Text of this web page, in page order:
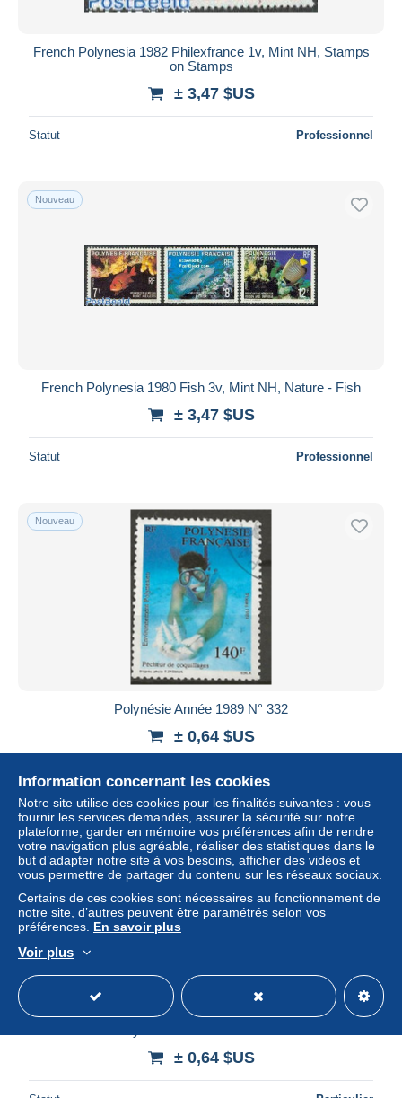
French Polynesia 1982 Philexfrance 1v, Mint NH, Stamps
on Stamps
± 3,47 $US
Statut Professionnel
Nouveau
French Polynesia 1980 Fish 3v, Mint NH, Nature - Fish
± 3,47 $US
Statut Professionnel
Nouveau
Polynésie Année 1989 N° 332
± 0,64 $US
Statut
Nouveau
± 0,64 $US
Information concernant les cookies
Notre site utilise des cookies pour les finalités suivantes : vous
fournir les services demandés, assurer la sécurité sur notre
plateforme, garder en mémoire vos préférences afin de rendre
votre navigation plus agréable, réaliser des statistiques dans le
but d’adapter notre site à vos besoins, afficher des vidéos et
vous permettre de partager du contenu sur les réseaux sociaux.
Certains de ces cookies sont nécessaires au fonctionnement de
notre site, d’autres peuvent être paramétrés selon vos
préférences. En savoir plus
Voir plus